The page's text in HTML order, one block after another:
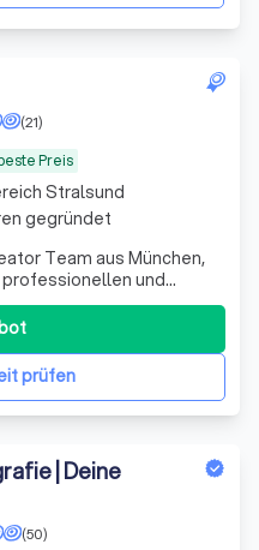
Preis
(21)
Team aus München,
und
haben.
prüfen
Stralsund
gegründet
| Deine
(50)